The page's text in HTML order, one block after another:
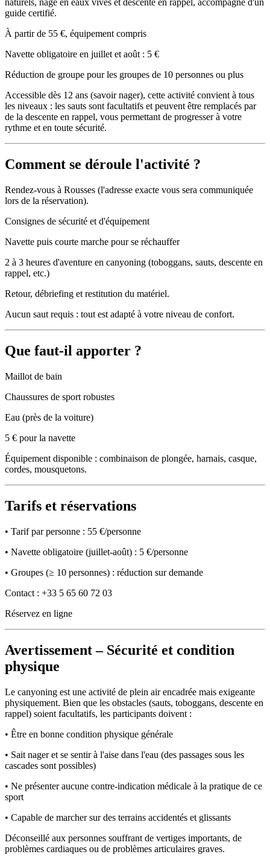
naturels, nage en eaux vives et descente en rappel, accompagné d'un
guide certifié.
À partir de 55 €, équipement compris
Navette obligatoire en juillet et août : 5 €
Réduction de groupe pour les groupes de 10 personnes ou plus
Accessible dès 12 ans (savoir nager), cette activité convient à tous
les niveaux : les sauts sont facultatifs et peuvent être remplacés par
de la descente en rappel, vous permettant de progresser à votre
rythme et en toute sécurité.
Comment se déroule l'activité ?
Rendez-vous à Rousses (l'adresse exacte vous sera communiquée
lors de la réservation).
Consignes de sécurité et d'équipement
Navette puis courte marche pour se réchauffer
2 à 3 heures d'aventure en canyoning (toboggans, sauts, descente en
rappel, etc.)
Retour, débriefing et restitution du matériel.
Aucun saut requis : tout est adapté à votre niveau de confort.
Que faut-il apporter ?
Maillot de bain
Chaussures de sport robustes
Eau (près de la voiture)
5 € pour la navette
Équipement disponible : combinaison de plongée, harnais, casque,
cordes, mousquetons.
Tarifs et réservations
• Tarif par personne : 55 €/personne
• Navette obligatoire (juillet-août) : 5 €/personne
• Groupes (≥ 10 personnes) : réduction sur demande
Contact : +33 5 65 60 72 03
Réservez en ligne
Avertissement – ​​Sécurité et condition
physique
Le canyoning est une activité de plein air encadrée mais exigeante
physiquement. Bien que les obstacles (sauts, toboggans, descente en
rappel) soient facultatifs, les participants doivent :
• Être en bonne condition physique générale
• Sait nager et se sentir à l'aise dans l'eau (des passages sous les
cascades sont possibles)
• Ne présenter aucune contre-indication médicale à la pratique de ce
sport
• Capable de marcher sur des terrains accidentés et glissants
Déconseillé aux personnes souffrant de vertiges importants, de
problèmes cardiaques ou de problèmes articulaires graves.